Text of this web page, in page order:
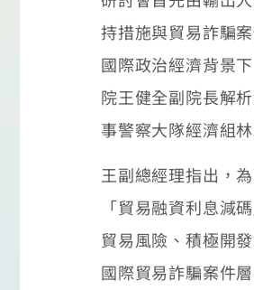
持措施與貿易詐騙
國際政治經濟背景
院王健全副院長解
事警察大隊經濟組
王副總經理指出，
「貿易融資利息減
貿易風險、積極開
國際貿易詐騙案件